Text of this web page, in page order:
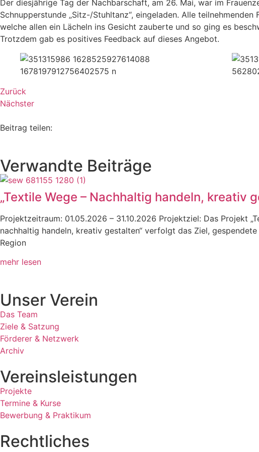
Der diesjährige Tag der Nachbarschaft, am 26. Mai, war im
Schnupperstunde „Sitz-/Stuhltanz“, eingeladen. Alle
welche allen ein Lächeln ins Gesicht zauberte und so ging es
Trotzdem gab es positives Feedback auf dieses Angebot.
Zurück
Nächster
Beitrag teilen:
Verwandte Beiträge
„Textile Wege – Nachhaltig handeln, kreativ
Projektzeitraum: 01.05.2026 – 31.10.2026 Projektziel: Das Projekt
nachhaltig handeln, kreativ gestalten“ verfolgt das Ziel,
Region
mehr lesen
Unser Verein
Das Team
Ziele & Satzung
Förderer & Netzwerk
Archiv
Vereinsleistungen
Projekte
Termine & Kurse
Bewerbung & Praktikum
Rechtliches